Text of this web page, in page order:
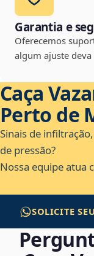
Garantia e
Oferecemos
algum ajuste
Caça
Perto de
Sinais de
de pressão?
Nossa equipe atua
SOLICITE